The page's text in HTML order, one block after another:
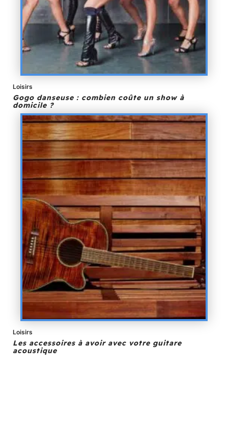
Loisirs
Gogo danseuse : combien coûte un show à
domicile ?
Loisirs
Les accessoires à avoir avec votre guitare
acoustique